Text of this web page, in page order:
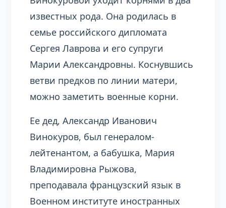
известных рода. Она родилась в
семье российского дипломата
Сергея Лаврова и его супруги
Марии Александровны. Коснувшись
ветви предков по линии матери,
можно заметить военные корни.
Ее дед, Александр Иванович
Винокуров, был генералом-
лейтенантом, а бабушка, Мария
Владимировна Рыжова,
преподавала французский язык в
Военном институте иностранных